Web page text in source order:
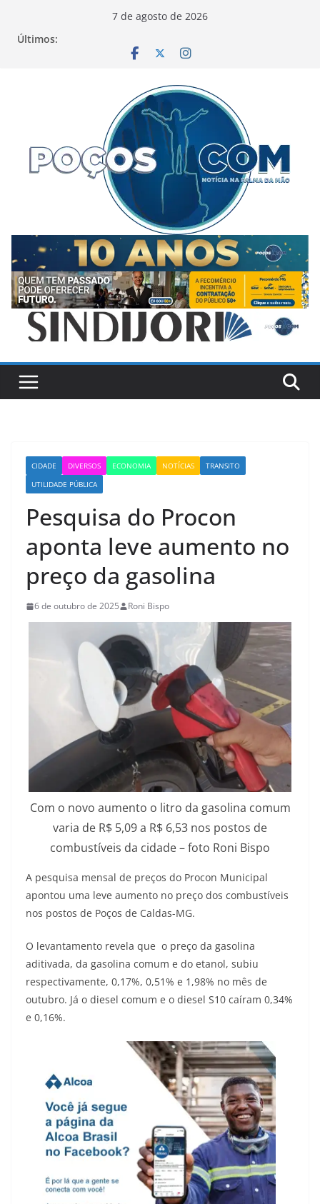
7 de agosto de 2026
Últimos:
CIDADE DIVERSOS ECONOMIA NOTÍCIAS
TRANSITO
UTILIDADE PÚBLICA
Pesquisa do Procon
aponta leve aumento no
preço da gasolina
6 de outubro de 2025 Roni Bispo
Com o novo aumento o litro da gasolina comum
varia de R$ 5,09 a R$ 6,53 nos postos de
combustíveis da cidade – foto Roni Bispo
A pesquisa mensal de preços do Procon Municipal
apontou uma leve aumento no preço dos combustíveis
nos postos de Poços de Caldas-MG.
O levantamento revela que o preço da gasolina
aditivada, da gasolina comum e do etanol, subiu
respectivamente, 0,17%, 0,51% e 1,98% no mês de
outubro. Já o diesel comum e o diesel S10 caíram 0,34%
e 0,16%.